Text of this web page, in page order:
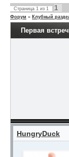
Страница 1 из 1 1
Форум » Клубный
Первая
HungryDuck